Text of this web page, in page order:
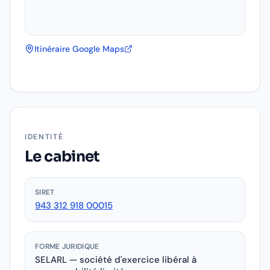
Itinéraire Google Maps
IDENTITÉ
Le cabinet
SIRET
943 312 918 00015
FORME JURIDIQUE
SELARL — société d'exercice libéral à